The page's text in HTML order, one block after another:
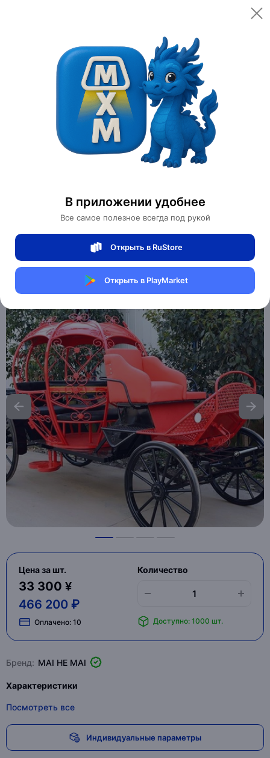
В приложении удобнее
Все самое полезное всегда под рукой
Открыть в RuStore
Открыть в PlayMarket
Открыть
Категории
Автомобили и аксессуары
Рикша Карета Props Hotel
0 отзывов 0
Магазин Ephdarren
Артикул:MXM5505244284
Цена за шт.
33 300 ¥
466 200 ₽
Оплачено: 10
Количество
Доступно: 1000 шт.
Бренд: MAI HE MAI
Характеристики
Посмотреть все
Индивидуальные параметры